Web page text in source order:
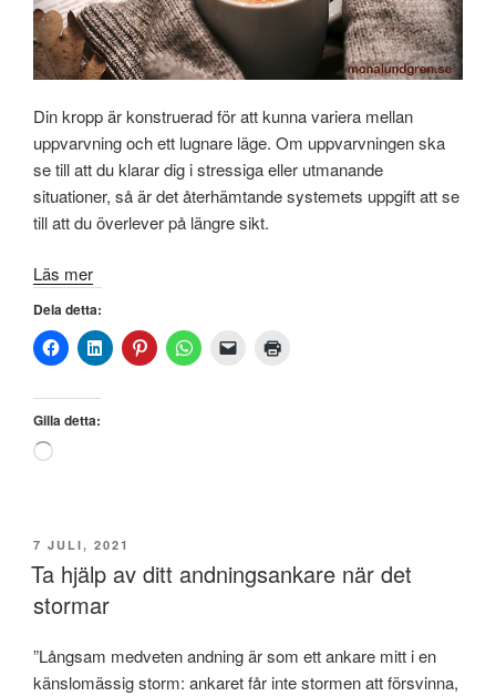
Din kropp är konstruerad för att kunna variera mellan
uppvarvning och ett lugnare läge. Om uppvarvningen ska
se till att du klarar dig i stressiga eller utmanande
situationer, så är det återhämtande systemets uppgift att se
till att du överlever på längre sikt.
Läs mer
Dela detta:
Gilla detta:
Laddar
PUBLICERAT
7 JULI, 2021
Ta hjälp av ditt andningsankare när det
stormar
”Långsam medveten andning är som ett ankare mitt i en
känslomässig storm: ankaret får inte stormen att försvinna,